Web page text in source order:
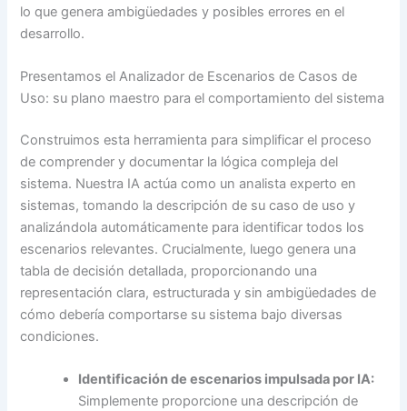
lo que genera ambigüedades y posibles errores en el
desarrollo.
Presentamos el Analizador de Escenarios de Casos de
Uso: su plano maestro para el comportamiento del sistema
Construimos esta herramienta para simplificar el proceso
de comprender y documentar la lógica compleja del
sistema. Nuestra IA actúa como un analista experto en
sistemas, tomando la descripción de su caso de uso y
analizándola automáticamente para identificar todos los
escenarios relevantes. Crucialmente, luego genera una
tabla de decisión detallada, proporcionando una
representación clara, estructurada y sin ambigüedades de
cómo debería comportarse su sistema bajo diversas
condiciones.
Identificación de escenarios impulsada por IA:
Simplemente proporcione una descripción de